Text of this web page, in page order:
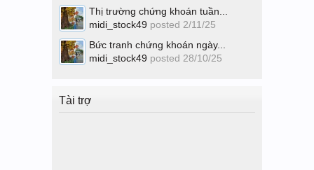
Thị trường chứng khoán tuần...
midi_stock49 posted 2/11/25
Bức tranh chứng khoán ngày...
midi_stock49 posted 28/10/25
Tài trợ